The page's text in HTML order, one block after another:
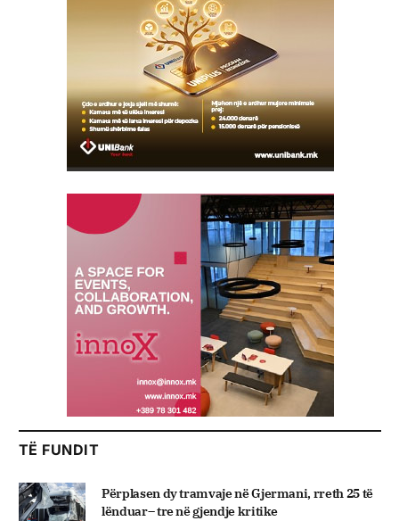
TË FUNDIT
Përplasen dy tramvaje në Gjermani, rreth 25 të
lënduar– tre në gjendje kritike